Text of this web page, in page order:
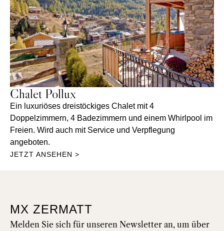
Chalet Pollux
Ein luxuriöses dreistöckiges Chalet mit 4
Doppelzimmern, 4 Badezimmern und einem Whirlpool im
Freien. Wird auch mit Service und Verpflegung
angeboten.
JETZT ANSEHEN >
MX ZERMATT
Melden Sie sich für unseren Newsletter an, um über